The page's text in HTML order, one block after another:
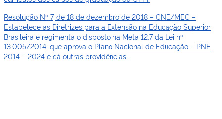
Resolução Nº 7, de 18 de dezembro de 2018 – CNE/MEC –
Estabelece as Diretrizes para a Extensão na Educação Superior
Brasileira e regimenta o disposto na Meta 12.7 da Lei nº
13.005/2014, que aprova o Plano Nacional de Educação – PNE
2014 – 2024 e dá outras providências.